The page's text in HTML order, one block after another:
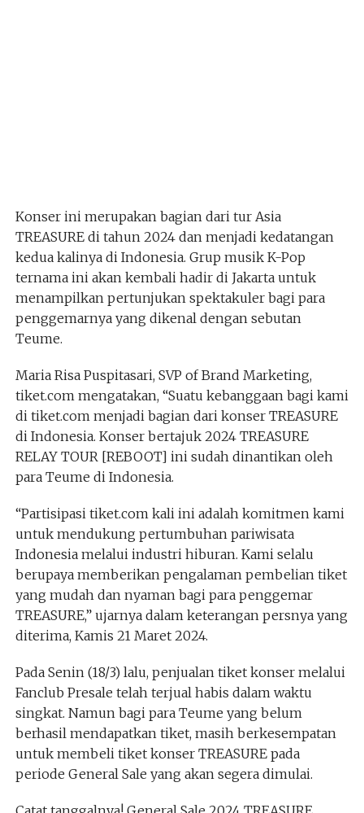
Konser ini merupakan bagian dari tur Asia
TREASURE di tahun 2024 dan menjadi kedatangan
kedua kalinya di Indonesia. Grup musik K-Pop
ternama ini akan kembali hadir di Jakarta untuk
menampilkan pertunjukan spektakuler bagi para
penggemarnya yang dikenal dengan sebutan
Teume.
Maria Risa Puspitasari, SVP of Brand Marketing,
tiket.com mengatakan, “Suatu kebanggaan bagi kami
di tiket.com menjadi bagian dari konser TREASURE
di Indonesia. Konser bertajuk 2024 TREASURE
RELAY TOUR [REBOOT] ini sudah dinantikan oleh
para Teume di Indonesia.
“Partisipasi tiket.com kali ini adalah komitmen kami
untuk mendukung pertumbuhan pariwisata
Indonesia melalui industri hiburan. Kami selalu
berupaya memberikan pengalaman pembelian tiket
yang mudah dan nyaman bagi para penggemar
TREASURE,” ujarnya dalam keterangan persnya yang
diterima, Kamis 21 Maret 2024.
Pada Senin (18/3) lalu, penjualan tiket konser melalui
Fanclub Presale telah terjual habis dalam waktu
singkat. Namun bagi para Teume yang belum
berhasil mendapatkan tiket, masih berkesempatan
untuk membeli tiket konser TREASURE pada
periode General Sale yang akan segera dimulai.